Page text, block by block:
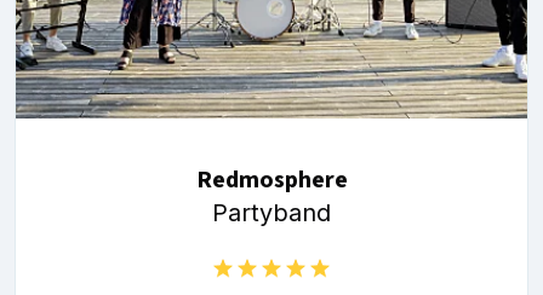
Redmosphere
Partyband